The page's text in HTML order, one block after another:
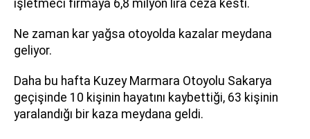
işletmeci firmaya 6,8 milyon lira ceza kesti.
Ne zaman kar yağsa otoyolda kazalar meydana
geliyor.
Daha bu hafta Kuzey Marmara Otoyolu Sakarya
geçişinde 10 kişinin hayatını kaybettiği, 63 kişinin
yaralandığı bir kaza meydana geldi.